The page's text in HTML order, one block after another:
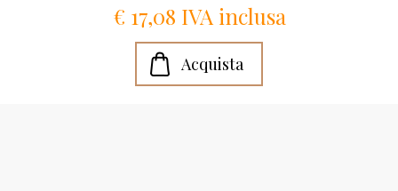
€ 17,08 IVA inclusa